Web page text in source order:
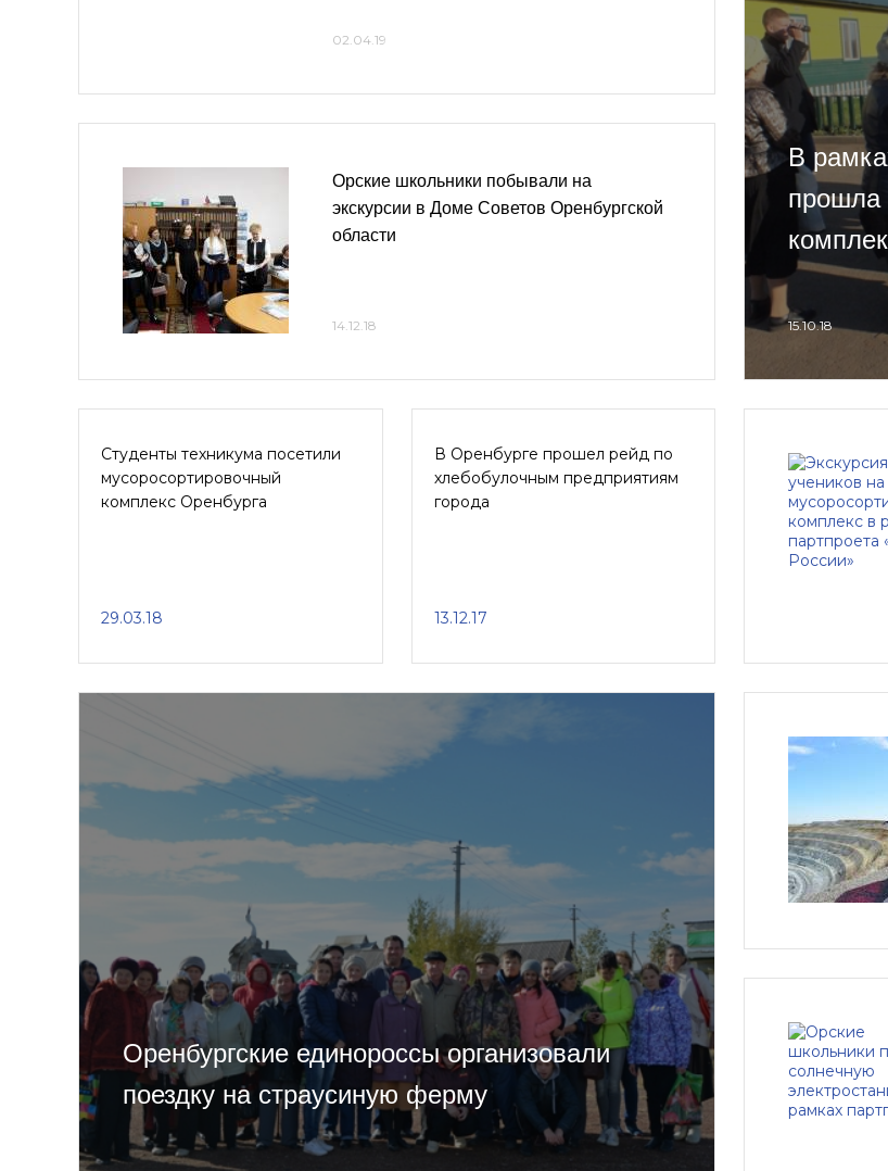
02.04.19
Орские школьники побывали на
экскурсии в Доме Советов Оренбургской
области
14.12.18
В
прошла
15.10.18
Студенты техникума посетили
мусоросортировочный
комплекс Оренбурга
29.03.18
В Оренбурге прошел рейд по
хлебобулочным предприятиям
города
13.12.17
Оренбургские единороссы организовали
поездку на страусиную ферму